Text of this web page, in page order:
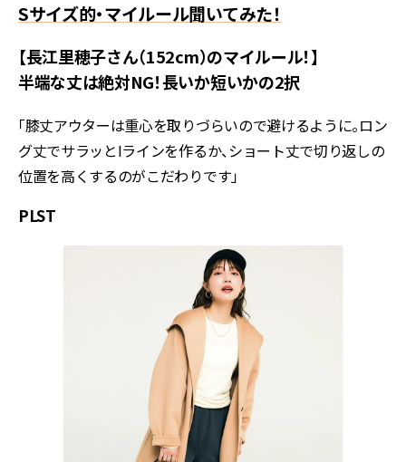
Sサイズ的・マイルール聞いてみた！
【長江里穂子さん（152cm）のマイルール！】
半端な丈は絶対NG！長いか短いかの2択
「膝丈アウターは重心を取りづらいので避けるように。ロン
グ丈でサラッとIラインを作るか、ショート丈で切り返しの
位置を高くするのがこだわりです」
PLST